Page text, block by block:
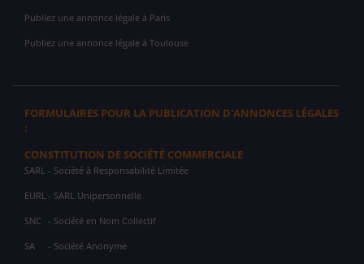
Publiez une annonce légale à Paris
Publiez une annonce légale à Toulouse
FORMULAIRES POUR LA PUBLICATION D'ANNONCES LÉGALES
:
CONSTITUTION DE SOCIÉTÉ COMMERCIALE
SARL - Société à Responsabilité Limitée
EURL - SARL Unipersonnelle
SNC - Société en Nom Collectif
SA - Société Anonyme